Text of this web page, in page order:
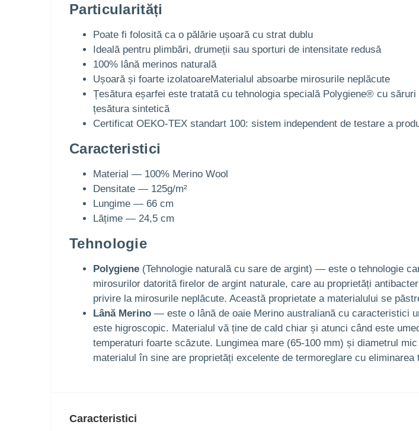
Particularități
Poate fi folosită ca o pălărie ușoară cu strat dublu
Ideală pentru plimbări, drumeții sau sporturi de intensitate redusă
100% lână merinos naturală
Ușoară și foarte izolatoareMaterialul absoarbe mirosurile neplăcute
Țesătura eșarfei este tratată cu tehnologia specială Polygiene® cu
țesătura sintetică
Certificat OEKO-TEX standart 100: sistem independent de testare a
Caracteristici
Material — 100% Merino Wool
Densitate — 125g/m²
Lungime — 66 cm
Lățime — 24,5 cm
Tehnologie
Polygiene (Tehnologie naturală cu sare de argint) — este o tehnologie
mirosurilor datorită firelor de argint naturale, care au proprietăți
privire la mirosurile neplăcute. Această proprietate a materialului se
Lână Merino — este o lână de oaie Merino australiană cu caracteristici
este higroscopic. Materialul vă ține de cald chiar și atunci când este
temperaturi foarte scăzute. Lungimea mare (65-100 mm) și diametrul
materialul în sine are proprietăți excelente de termoreglare cu
Caracteristici